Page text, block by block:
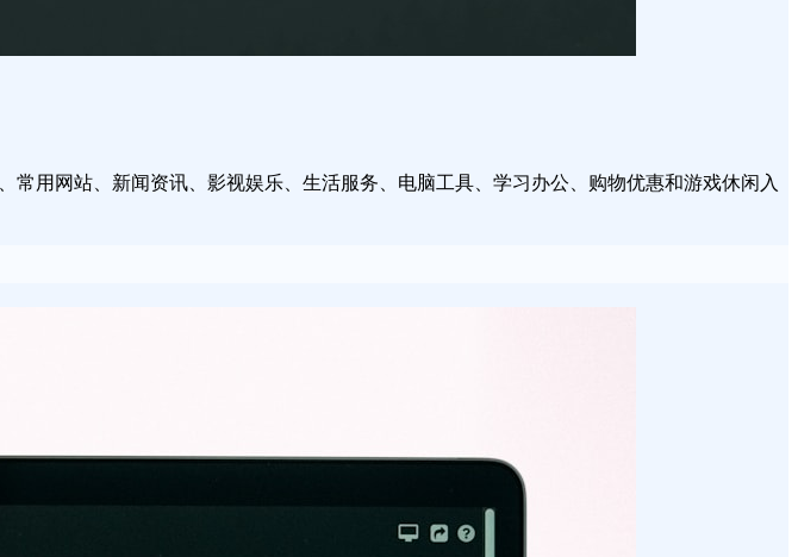
用网站、新闻资讯、影视娱乐、生活服务、电脑工具、学习办公、购物优惠和游戏休闲入